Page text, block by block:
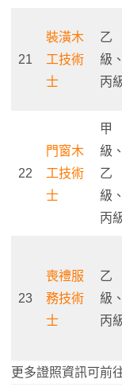
21
裝潢木
工技術
士
乙
級、
丙
22
門窗木
工技術
士
甲
級、
乙
級、
丙
23
喪禮服
務技術
士
乙
級、
丙
更多證照資訊可前